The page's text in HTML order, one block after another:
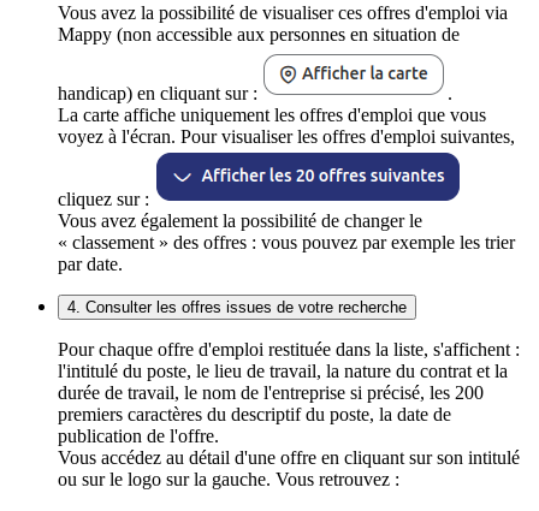
Vous avez la possibilité de visualiser ces offres d'emploi via
Mappy (non accessible aux personnes en situation de
handicap) en cliquant sur :
.
La carte affiche uniquement les offres d'emploi que vous
voyez à l'écran. Pour visualiser les offres d'emploi suivantes,
cliquez sur :
Vous avez également la possibilité de changer le
« classement » des offres : vous pouvez par exemple les trier
par date.
4. Consulter les offres issues de votre recherche
Pour chaque offre d'emploi restituée dans la liste, s'affichent :
l'intitulé du poste, le lieu de travail, la nature du contrat et la
durée de travail, le nom de l'entreprise si précisé, les 200
premiers caractères du descriptif du poste, la date de
publication de l'offre.
Vous accédez au détail d'une offre en cliquant sur son intitulé
ou sur le logo sur la gauche. Vous retrouvez :